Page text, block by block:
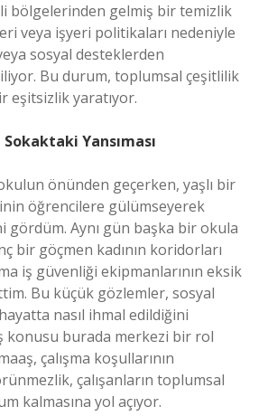
bölgelerinden gelmiş bir temizlik
veya işyeri politikaları nedeniyle
sosyal desteklerden
Bu durum, toplumsal çeşitlilik
eşitsizlik yaratıyor.
Yansıması
önünden geçerken, yaşlı bir
öğrencilere gülümseyerek
gördüm. Aynı gün başka bir okula
bir göçmen kadının koridorları
iş güvenliği ekipmanlarının eksik
Bu küçük gözlemler, sosyal
nasıl ihmal edildiğini
konusu burada merkezi bir rol
çalışma koşullarının
çalışanların toplumsal
kalmasına yol açıyor.